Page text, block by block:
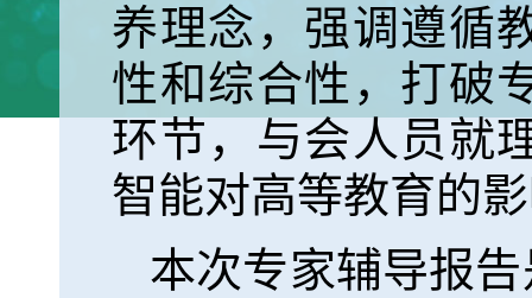
养理念，强调遵循
性和综合性，打破
环节，与会人员就
智能对高等教育的
本次专家辅导报